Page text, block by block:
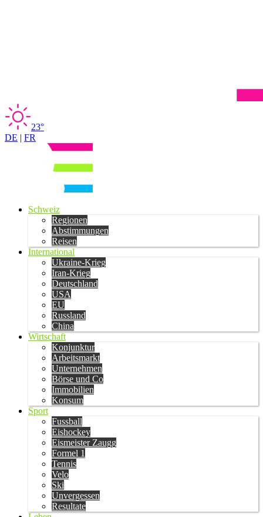
23°
DE | FR
Schweiz
Regionen
Abstimmungen
Reisen
International
Ukraine-Krieg
Iran-Krieg
Deutschland
USA
EU
Russland
China
Wirtschaft
Konjunktur
Arbeitsmarkt
Unternehmen
Börse und Co
Immobilien
Konsum
Sport
Fussball
Eishockey
Eismeister Zaugg
Formel 1
Tennis
Velo
Ski
Unvergessen
Resultate